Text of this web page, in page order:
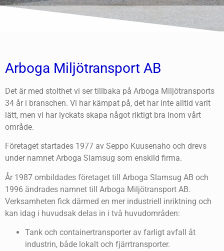
Arboga Miljötransport AB
Det är med stolthet vi ser tillbaka på Arboga Miljötransports
34 år i branschen. Vi har kämpat på, det har inte alltid varit
lätt, men vi har lyckats skapa något riktigt bra inom vårt
område.
Företaget startades 1977 av Seppo Kuusenaho och drevs
under namnet Arboga Slamsug som enskild firma.
År 1987 ombildades företaget till Arboga Slamsug AB och
1996 ändrades namnet till Arboga Miljötransport AB.
Verksamheten fick därmed en mer industriell inriktning och
kan idag i huvudsak delas in i två huvudområden:
Tank och containertransporter av farligt avfall åt
industrin, både lokalt och fjärrtransporter.